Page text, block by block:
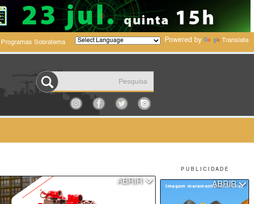
P U B L I C I D A D E
ABRIR
Programas Sobratema Powered by Translate
ABRIR